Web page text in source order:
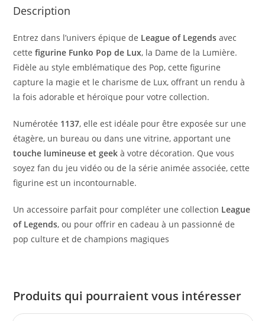
Description
Entrez dans l’univers épique de League of Legends avec
cettefigurine Funko Pop de Lux, la Dame de la Lumière.
Fidèle au style emblématique des Pop, cette figurine
capture la magie et le charisme de Lux, offrant un rendu à
la fois adorable et héroïque pour votre collection.
Numérotée 1137, elle est idéale pour être exposée sur une
étagère, un bureau ou dans une vitrine, apportant une
touche lumineuse et geek à votre décoration. Que vous
soyez fan du jeu vidéo ou de la série animée associée, cette
figurine est un incontournable.
Un accessoire parfait pour compléter une collection League
of Legends, ou pour offrir en cadeau à un passionné de
pop culture et de champions magiques
Produits qui pourraient vous intéresser